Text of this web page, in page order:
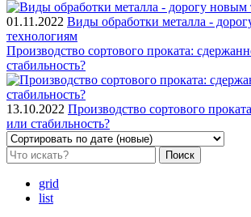
01.11.2022 Виды обработки металла -
технологиям
Производство сортового проката:
стабильность?
13.10.2022 Производство сортового
или стабильность?
Поиск
grid
list